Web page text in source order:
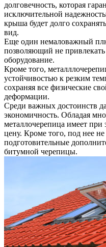
долговечность, которая
исключительной
крыша будет долго
вид.
Еще один немаловажный
позволяющий не
оборудование.
Кроме того,
устойчивостью к резким
сохраняя все физические
деформации.
Среди важных достоинств
экономичность. Обладая
металлочерепица имеет
цену. Кроме того, под нее не
подготовительные
битумной черепицы.